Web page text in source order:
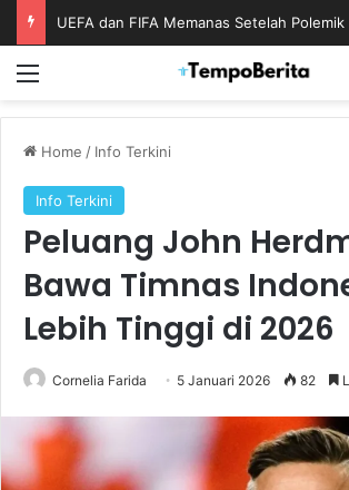
Home / Info Terkini
Info Terkini
Peluang John
Bawa Timnas
Lebih Tinggi di 2026
Cornelia Farida 5 Januari 2026 82